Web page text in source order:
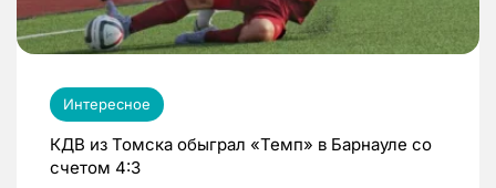
Интересное
КДВ из Томска обыграл «Темп» в Барнауле со
счетом 4:3